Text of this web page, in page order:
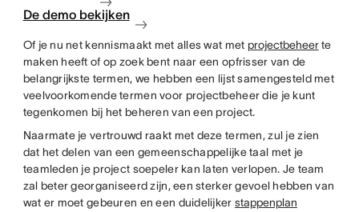
De demo bekijken
Of je nu net kennismaakt met alles wat met projectbeheerte
maken heeft of op zoek bent naar een opfrisser van de
belangrijkste termen, we hebben een lijst samengesteld met
veelvoorkomende termen voor projectbeheer die je kunt
tegenkomen bij het beheren van een project.
Naarmate je vertrouwd raakt met deze termen, zul je zien
dat het delen van een gemeenschappelijke taal met je
teamleden je project soepeler kan laten verlopen. Je team
zal beter georganiseerd zijn, een sterker gevoel hebben van
wat er moet gebeuren en een duidelijker stappenplan